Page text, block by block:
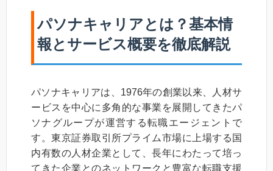
パソナキャリアとは？基本情
報とサービス概要を徹底解説
パソナキャリアは、1976年の創業以来、人材サ
ービスを中心に多角的な事業を展開してきたパ
ソナグループが運営する転職エージェントで
す。東京証券取引所プライム市場に上場する国
内有数の人材企業として、長年にわたって培っ
てきた企業とのネットワークと豊富な転職支援